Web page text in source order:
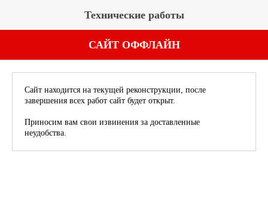
Технические работы
САЙТ ОФФЛАЙН
Сайт находится на текущей реконструкции, после
завершения всех работ сайт будет открыт.
Приносим вам свои извинения за доставленные
неудобства.